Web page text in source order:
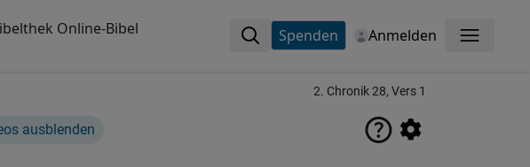
Online-Bibel Spenden Anmelden Menü
2. Chronik 28, Vers 1
ausblenden